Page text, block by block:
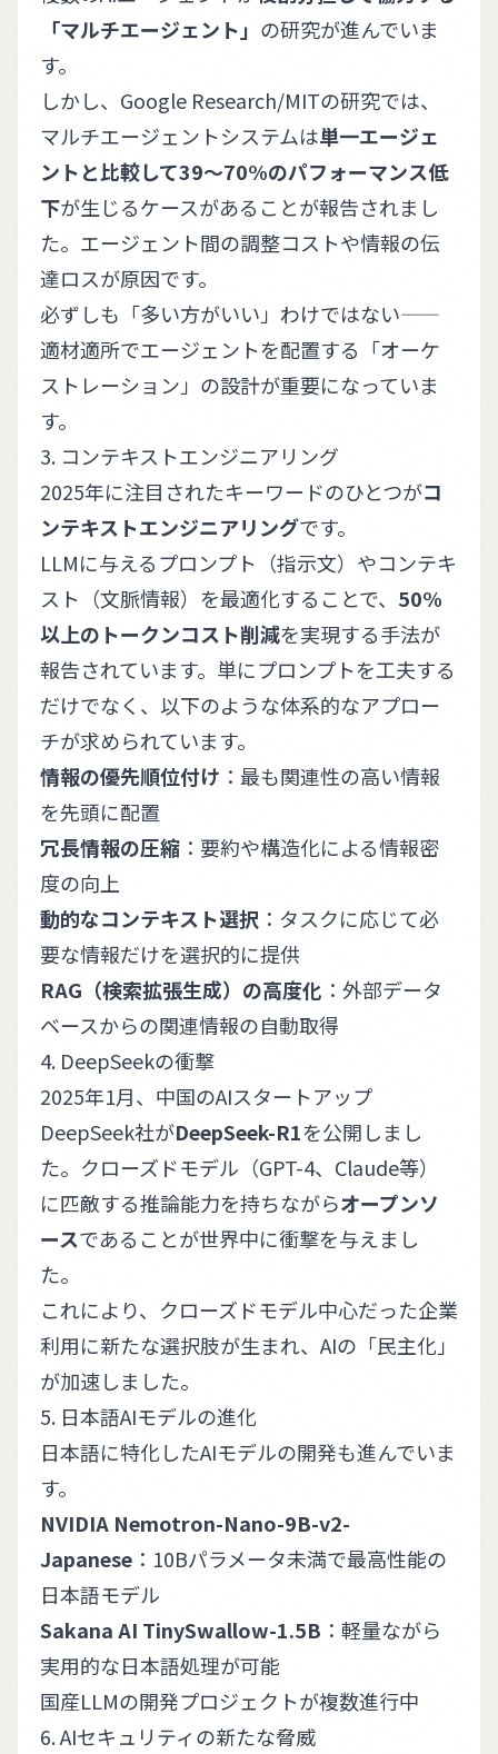
「マルチエージェント」 の研究が進んでいま
す。
しかし、Google Research/MITの研究では、
マルチエージェントシステムは単一エージェ
ントと比較して39〜70%のパフォーマンス低
下が生じるケースがあることが報告されまし
た。エージェント間の調整コストや情報の伝
達ロスが原因です。
必ずしも「多い方がいい」わけではない——
適材適所でエージェントを配置する「オーケ
ストレーション」の設計が重要になっていま
す。
3. コンテキストエンジニアリング
2025年に注目されたキーワードのひとつがコ
ンテキストエンジニアリングです。
LLMに与えるプロンプト（指示文）やコンテキ
スト（文脈情報）を最適化することで、 50%
以上のトークンコスト削減を実現する手法が
報告されています。単にプロンプトを工夫する
だけでなく、以下のような体系的なアプロー
チが求められています。
情報の優先順位付け ：最も関連性の高い情報
を先頭に配置
冗長情報の圧縮 ：要約や構造化による情報密
度の向上
動的なコンテキスト選択 ：タスクに応じて必
要な情報だけを選択的に提供
RAG（検索拡張生成）の高度化 ：外部データ
ベースからの関連情報の自動取得
4. DeepSeekの衝撃
2025年1月、中国のAIスタートアップ
DeepSeek社がDeepSeek-R1を公開しまし
た。クローズドモデル（GPT-4、Claude等）
に匹敵する推論能力を持ちながらオープンソ
ースであることが世界中に衝撃を与えまし
た。
これにより、クローズドモデル中心だった企業
利用に新たな選択肢が生まれ、AIの「民主化」
が加速しました。
5. 日本語AIモデルの進化
日本語に特化したAIモデルの開発も進んでいま
す。
NVIDIA Nemotron-Nano-9B-v2-
Japanese ：10Bパラメータ未満で最高性能の
日本語モデル
Sakana AI TinySwallow-1.5B ：軽量ながら
実用的な日本語処理が可能
国産LLMの開発プロジェクトが複数進行中
6. AIセキュリティの新たな脅威